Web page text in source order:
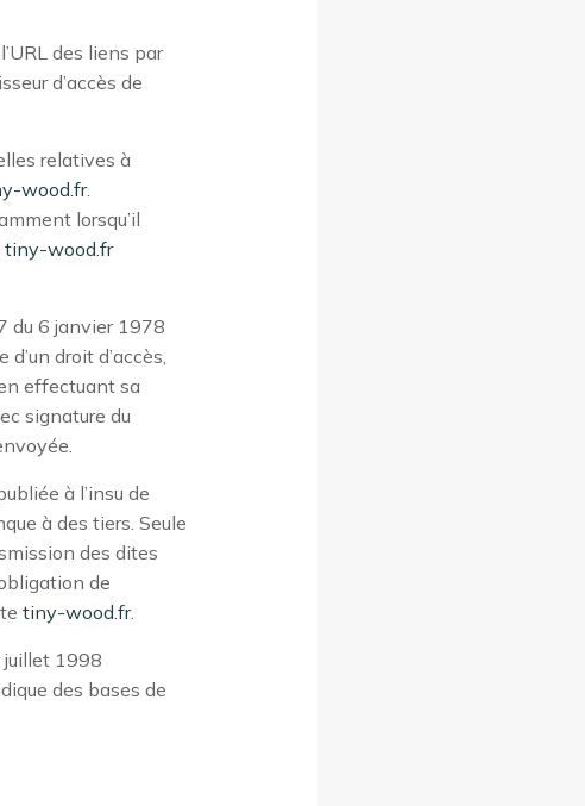
des liens par
d’accès de
relatives à
wood.fr.
lorsqu’il
tiny-wood.fr
du 6 janvier 1978
droit d’accès,
effectuant sa
signature du
à l’insu de
à des tiers. Seule
des dites
de
tiny-wood.fr.
juillet 1998
des bases de